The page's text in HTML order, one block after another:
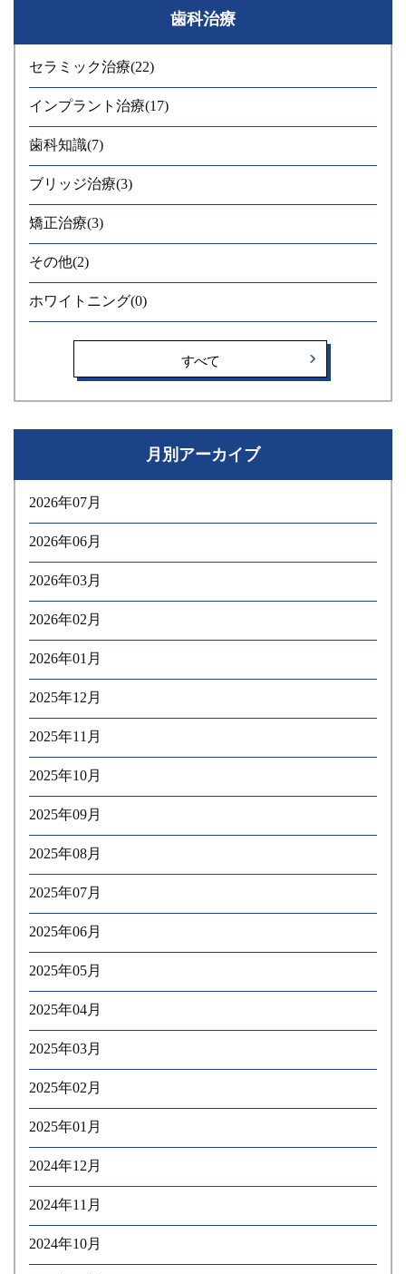
歯科治療
セラミック治療(22)
インプラント治療(17)
歯科知識(7)
ブリッジ治療(3)
矯正治療(3)
その他(2)
ホワイトニング(0)
すべて
月別アーカイブ
2026年07月
2026年06月
2026年03月
2026年02月
2026年01月
2025年12月
2025年11月
2025年10月
2025年09月
2025年08月
2025年07月
2025年06月
2025年05月
2025年04月
2025年03月
2025年02月
2025年01月
2024年12月
2024年11月
2024年10月
ください。 横浜市桜木町の歯医者「みらい歯科」｜インプラン